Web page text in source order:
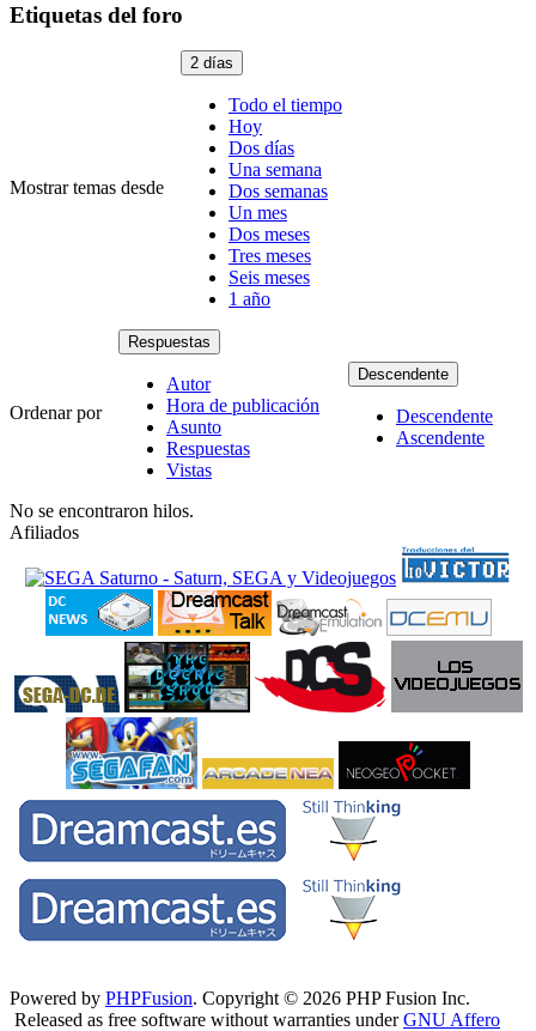
Etiquetas del foro
Mostrar temas desde
2 días
Todo el tiempo
Hoy
Dos días
Una semana
Dos semanas
Un mes
Dos meses
Tres meses
Seis meses
1 año
Ordenar por
Respuestas
Autor
Hora de publicación
Asunto
Respuestas
Vistas
Descendente
Descendente
Ascendente
No se encontraron hilos.
Afiliados
Powered by PHPFusion. Copyright © 2026 PHP Fusion Inc.
Released as free software without warranties underGNU Affero